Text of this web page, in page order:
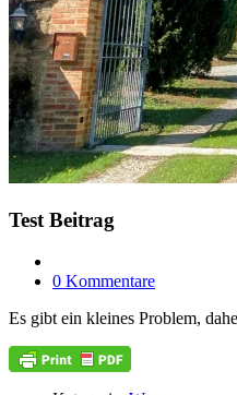
Test Beitrag
0 Kommentare
Es gibt ein kleines Problem,